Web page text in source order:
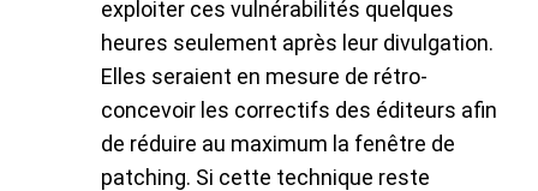
exploiter ces vulnérabilités quelques
heures seulement après leur divulgation.
Elles seraient en mesure de rétro-
concevoir les correctifs des éditeurs afin
de réduire au maximum la fenêtre de
patching. Si cette technique reste